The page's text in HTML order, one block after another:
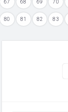
67 68 69 70
80 81 82 83